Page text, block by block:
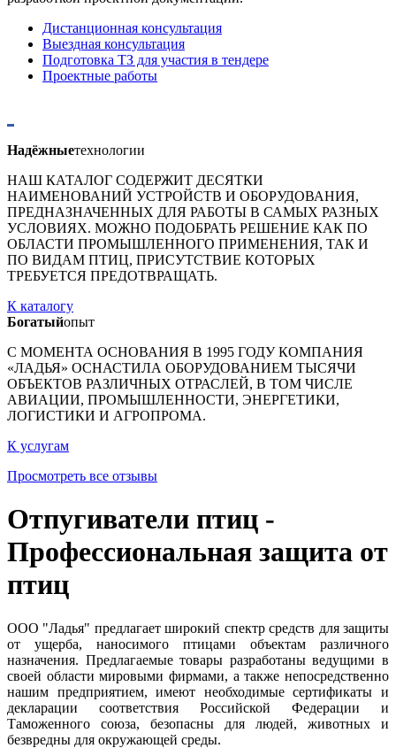
Дистанционная консультация
Выездная консультация
Подготовка ТЗ для участия в тендере
Проектные работы
Надёжныетехнологии
НАШ КАТАЛОГ СОДЕРЖИТ ДЕСЯТКИ
НАИМЕНОВАНИЙ УСТРОЙСТВ И ОБОРУДОВАНИЯ,
ПРЕДНАЗНАЧЕННЫХ ДЛЯ РАБОТЫ В САМЫХ РАЗНЫХ
УСЛОВИЯХ. МОЖНО ПОДОБРАТЬ РЕШЕНИЕ КАК ПО
ОБЛАСТИ ПРОМЫШЛЕННОГО ПРИМЕНЕНИЯ, ТАК И
ПО ВИДАМ ПТИЦ, ПРИСУТСТВИЕ КОТОРЫХ
ТРЕБУЕТСЯ ПРЕДОТВРАЩАТЬ.
К каталогу
Богатыйопыт
С МОМЕНТА ОСНОВАНИЯ В 1995 ГОДУ КОМПАНИЯ
«ЛАДЬЯ» ОСНАСТИЛА ОБОРУДОВАНИЕМ ТЫСЯЧИ
ОБЪЕКТОВ РАЗЛИЧНЫХ ОТРАСЛЕЙ, В ТОМ ЧИСЛЕ
АВИАЦИИ, ПРОМЫШЛЕННОСТИ, ЭНЕРГЕТИКИ,
ЛОГИСТИКИ И АГРОПРОМА.
К услугам
Просмотреть все отзывы
Отпугиватели птиц -
Профессиональная защита от
птиц
ООО "Ладья" предлагает широкий спектр средств для защиты
от ущерба, наносимого птицами объектам различного
назначения. Предлагаемые товары разработаны ведущими в
своей области мировыми фирмами, а также непосредственно
нашим предприятием, имеют необходимые сертификаты и
декларации соответствия Российской Федерации и
Таможенного союза, безопасны для людей, животных и
безвредны для окружающей среды.